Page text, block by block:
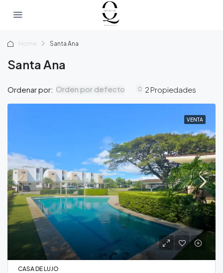
Home Santa Ana
Santa Ana
2 Propiedades
Ordenar por: Orden por defecto
VENTA
CASA DE LUJO